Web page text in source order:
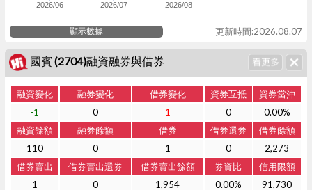
2026/06 2026/07 2026/08
顯示數據 更新時間:2026.08.07
國賓 (2704)融資融券與借券
融資變化 融券變化 借券變化 資券互抵
資券當沖
-1
0 1 0
0.00%
融資餘額
融券餘額 借券 借券還券
借券餘額
110
0 1 0
2,273
借券賣出
借券賣出還券 借券賣出餘額 券資比
信用限額
1
0 1,954 0.00% 91,730